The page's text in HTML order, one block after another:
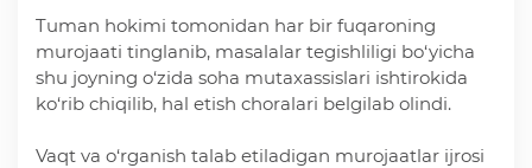
«Ochiq ma'lumotlar» PF-6247 bo'yicha
Tuman hokimi tomonidan har bir fuqaroning
murojaati tinglanib, masalalar tegishliligi bo‘yicha
shu joyning o‘zida soha mutaxassislari ishtirokida
ko‘rib chiqilib, hal etish choralari belgilab olindi.
Vaqt va o‘rganish talab etiladigan murojaatlar ijrosi